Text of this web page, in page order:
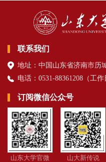
联系我们
地址：中国山东省济南市历
电话：0531-88361208（ 工作
订阅微信公众号
山东大学官微 山大新传说